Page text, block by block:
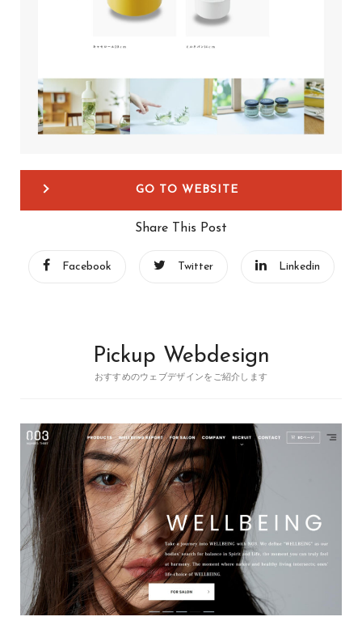
GO TO WEBSITE
Share This Post
Facebook Twitter Linkedin
Pickup Webdesign
おすすめのウェブデザインをご紹介します